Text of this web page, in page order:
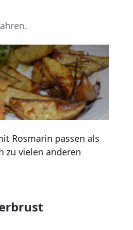
Rosmarin passen als
zu vielen anderen